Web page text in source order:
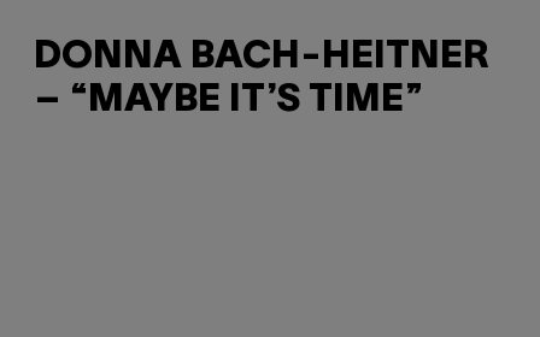
DONNA BACH-HEITNER
– “MAYBE IT’S TIME”